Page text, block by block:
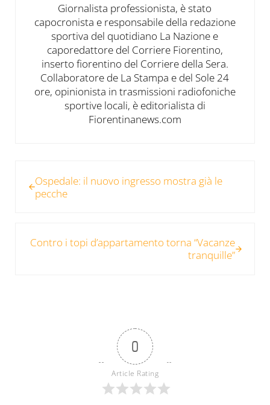
Giornalista professionista, è stato
capocronista e responsabile della redazione
sportiva del quotidiano La Nazione e
caporedattore del Corriere Fiorentino,
inserto fiorentino del Corriere della Sera.
Collaboratore de La Stampa e del Sole 24
ore, opinionista in trasmissioni radiofoniche
sportive locali, è editorialista di
Fiorentinanews.com
Ospedale: il nuovo ingresso mostra già le
pecche
Contro i topi d’appartamento torna “Vacanze
tranquille”
0
Article Rating